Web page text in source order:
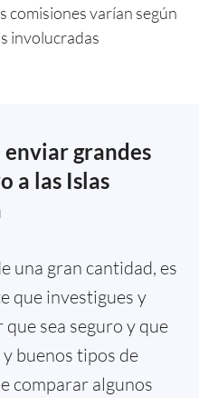
comisiones varían según
involucradas
enviar grandes
a las Islas
una gran cantidad, es
que investigues y
sea seguro y que
buenos tipos de
comparar algunos